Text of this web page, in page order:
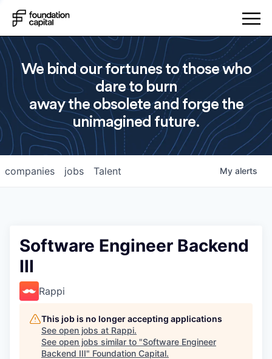
We bind our fortunes to those who
dare to burn
away the obsolete and forge the
unimagined future.
jobs
companies Talent My alerts
Software Engineer Backend
III
Rappi
This job is no longer accepting applications
See open jobs at Rappi.
See open jobs similar to "Software Engineer
Backend III" Foundation Capital.